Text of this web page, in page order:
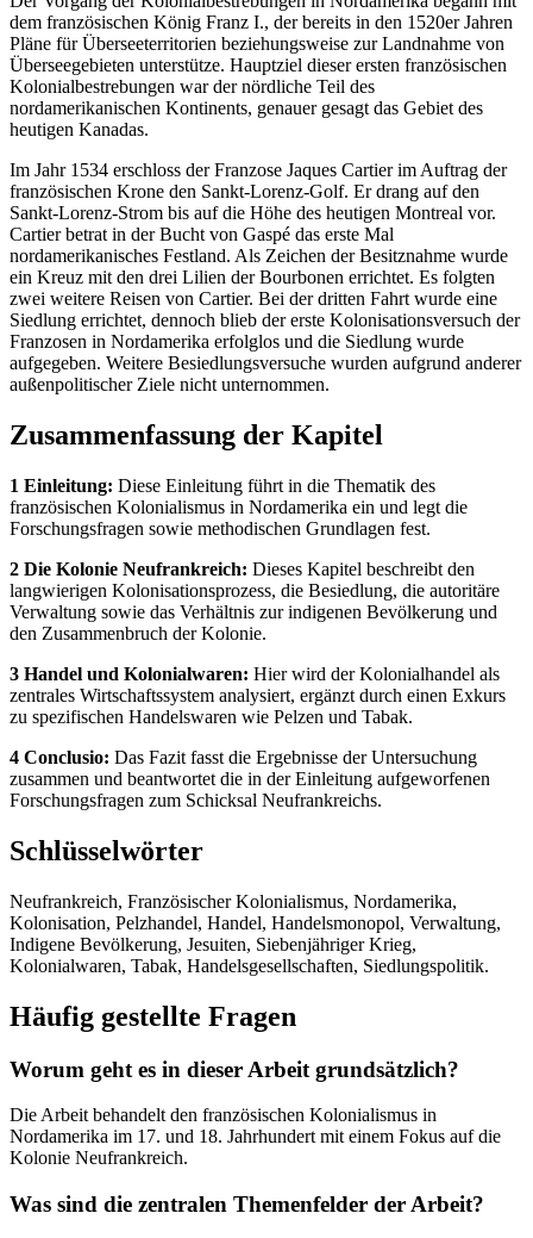
dem französischen König Franz I., der bereits in den 1520er Jahren
Pläne für Überseeterritorien beziehungsweise zur Landnahme von
Überseegebieten unterstütze. Hauptziel dieser ersten französischen
Kolonialbestrebungen war der nördliche Teil des
nordamerikanischen Kontinents, genauer gesagt das Gebiet des
heutigen Kanadas.
Im Jahr 1534 erschloss der Franzose Jaques Cartier im Auftrag der
französischen Krone den Sankt-Lorenz-Golf. Er drang auf den
Sankt-Lorenz-Strom bis auf die Höhe des heutigen Montreal vor.
Cartier betrat in der Bucht von Gaspé das erste Mal
nordamerikanisches Festland. Als Zeichen der Besitznahme wurde
ein Kreuz mit den drei Lilien der Bourbonen errichtet. Es folgten
zwei weitere Reisen von Cartier. Bei der dritten Fahrt wurde eine
Siedlung errichtet, dennoch blieb der erste Kolonisationsversuch der
Franzosen in Nordamerika erfolglos und die Siedlung wurde
aufgegeben. Weitere Besiedlungsversuche wurden aufgrund anderer
außenpolitischer Ziele nicht unternommen.
Zusammenfassung der Kapitel
1 Einleitung: Diese Einleitung führt in die Thematik des
französischen Kolonialismus in Nordamerika ein und legt die
Forschungsfragen sowie methodischen Grundlagen fest.
2 Die Kolonie Neufrankreich: Dieses Kapitel beschreibt den
langwierigen Kolonisationsprozess, die Besiedlung, die autoritäre
Verwaltung sowie das Verhältnis zur indigenen Bevölkerung und
den Zusammenbruch der Kolonie.
3 Handel und Kolonialwaren: Hier wird der Kolonialhandel als
zentrales Wirtschaftssystem analysiert, ergänzt durch einen Exkurs
zu spezifischen Handelswaren wie Pelzen und Tabak.
4 Conclusio: Das Fazit fasst die Ergebnisse der Untersuchung
zusammen und beantwortet die in der Einleitung aufgeworfenen
Forschungsfragen zum Schicksal Neufrankreichs.
Schlüsselwörter
Neufrankreich, Französischer Kolonialismus, Nordamerika,
Kolonisation, Pelzhandel, Handel, Handelsmonopol, Verwaltung,
Indigene Bevölkerung, Jesuiten, Siebenjähriger Krieg,
Kolonialwaren, Tabak, Handelsgesellschaften, Siedlungspolitik.
Häufig gestellte Fragen
Worum geht es in dieser Arbeit grundsätzlich?
Die Arbeit behandelt den französischen Kolonialismus in
Nordamerika im 17. und 18. Jahrhundert mit einem Fokus auf die
Kolonie Neufrankreich.
Was sind die zentralen Themenfelder der Arbeit?